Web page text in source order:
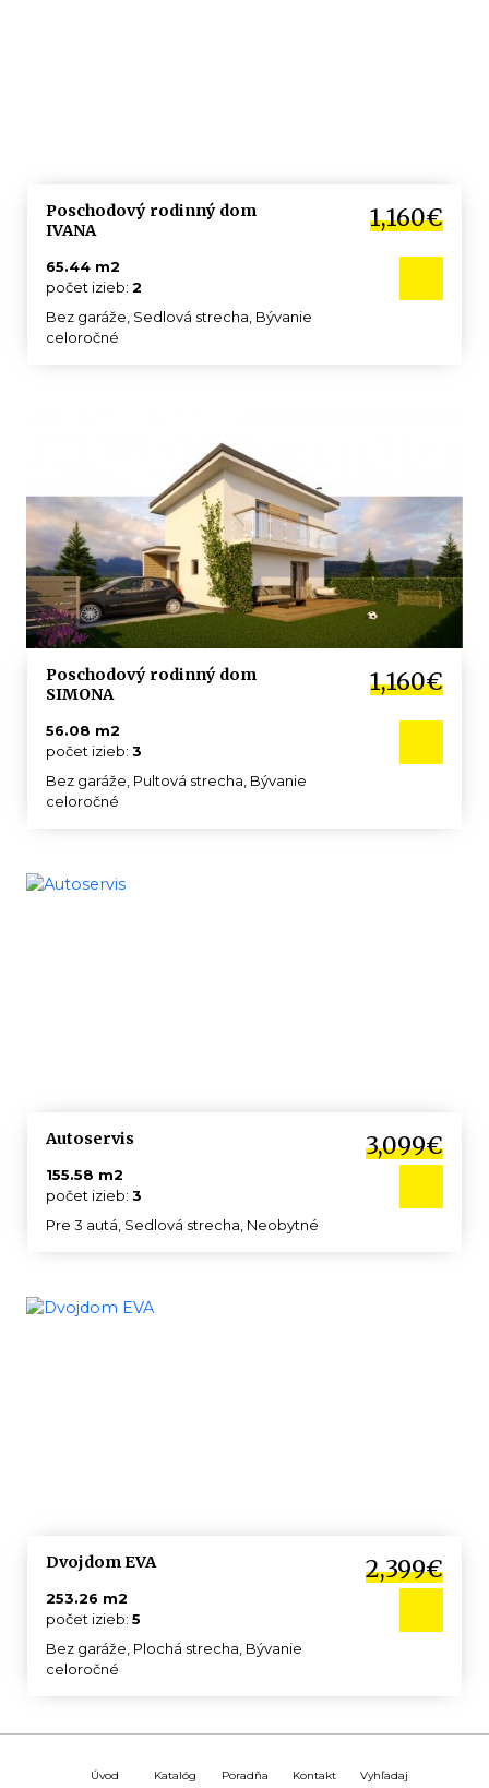
Poschodový rodinný dom
IVANA
1,160€
65.44 m2
počet izieb: 2
Bez garáže, Sedlová strecha, Bývanie
celoročné
Poschodový rodinný dom
SIMONA
1,160€
56.08 m2
počet izieb: 3
Bez garáže, Pultová strecha, Bývanie
celoročné
Autoservis 3,099€
155.58 m2
počet izieb: 3
Pre 3 autá, Sedlová strecha, Neobytné
Dvojdom EVA 2,399€
253.26 m2
počet izieb: 5
Bez garáže, Plochá strecha, Bývanie
celoročné
Úvod Katalóg Poradňa Kontakt Vyhľadaj